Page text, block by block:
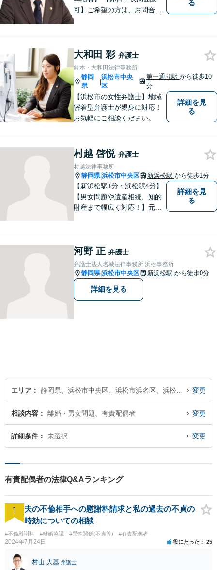
可】ご希望の方は、お問合せ
る
大和田 彩 弁護士
鈴木・大和田法律事務所
静岡
県
|
浜松市中央
区
第一通り駅 から徒歩10
分
【浜松市の女性弁護士】地域
密着型弁護士が親身に対応！
お気軽にご相談ください。
詳細を見
る
村越 啓悦 弁護士
村越法律事務所
静岡県|浜松市中央区 新浜松駅 から徒歩1分
【新浜松駅1分・浜松駅4分】
【男女問題や遺産相続、知的
財産まで幅広く対応！】元裁
様との信頼関係を第一に、事
件解決を推敲してまいりま
す。
詳細を見
る
河野 正 弁護士
弁護士法人名城法律事務所 浜松事務所
静岡県|浜松市中央区 新浜松駅 から徒歩0分
詳細を見る
エリア 変更
相談内容 離婚・男女問題、有責配偶者 変更
詳細条件 未選択 変更
有責配偶者の法律Q&Aランキング
1
夫の不倫相手への慰謝料請求と私の過去の不貞の
時効についての相談
#不倫慰謝料 #離婚協議 #異性関係(不貞等) #有責配偶者
2024年7月24日 役にたった 25
村山 大基 弁護士